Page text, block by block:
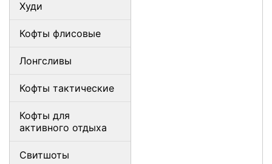
Худи
Кофты флисовые
Лонгсливы
Кофты тактические
Кофты для
активного отдыха
Свитшоты